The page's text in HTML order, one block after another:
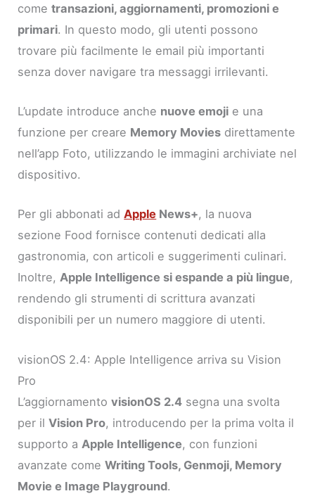
cometransazioni, aggiornamenti, promozioni e
primari. In questo modo, gli utenti possono
trovare più facilmente le email più importanti
senza dover navigare tra messaggi irrilevanti.
L’update introduce anche nuove emoji e una
funzione per creare Memory Movies direttamente
nell’app Foto, utilizzando le immagini archiviate nel
dispositivo.
Per gli abbonati adApple News+, la nuova
sezione Food fornisce contenuti dedicati alla
gastronomia, con articoli e suggerimenti culinari.
Inoltre,Apple Intelligence si espande a più lingue,
rendendo gli strumenti di scrittura avanzati
disponibili per un numero maggiore di utenti.
visionOS 2.4: Apple Intelligence arriva su Vision
Pro
L’aggiornamentovisionOS 2.4 segna una svolta
per ilVision Pro, introducendo per la prima volta il
supporto a Apple Intelligence, con funzioni
avanzate comeWriting Tools, Genmoji, Memory
Movie e Image Playground.